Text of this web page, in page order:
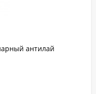
антилай